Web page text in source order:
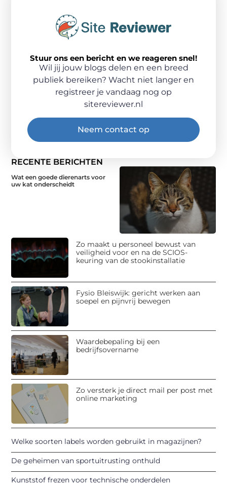
RECENTE BERICHTEN
Wat een goede dierenarts voor
uw kat onderscheidt
Zo maakt u personeel bewust van
veiligheid voor en na de SCIOS-
keuring van de stookinstallatie
Fysio Bleiswijk: gericht werken aan
soepel en pijnvrij bewegen
Waardebepaling bij een
bedrijfsovername
Zo versterk je direct mail per post met
online marketing
Welke soorten labels worden gebruikt in magazijnen?
De geheimen van sportuitrusting onthuld
Kunststof frezen voor technische onderdelen
Stuur ons een bericht en we reageren snel!
Wil jij jouw blogs delen en een breed
publiek bereiken? Wacht niet langer en
registreer je vandaag nog op
sitereviewer.nl
Neem contact op